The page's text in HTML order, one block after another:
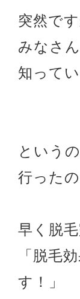
突然です
みなさ
知って
という
行った
早く脱
「脱毛
す！」